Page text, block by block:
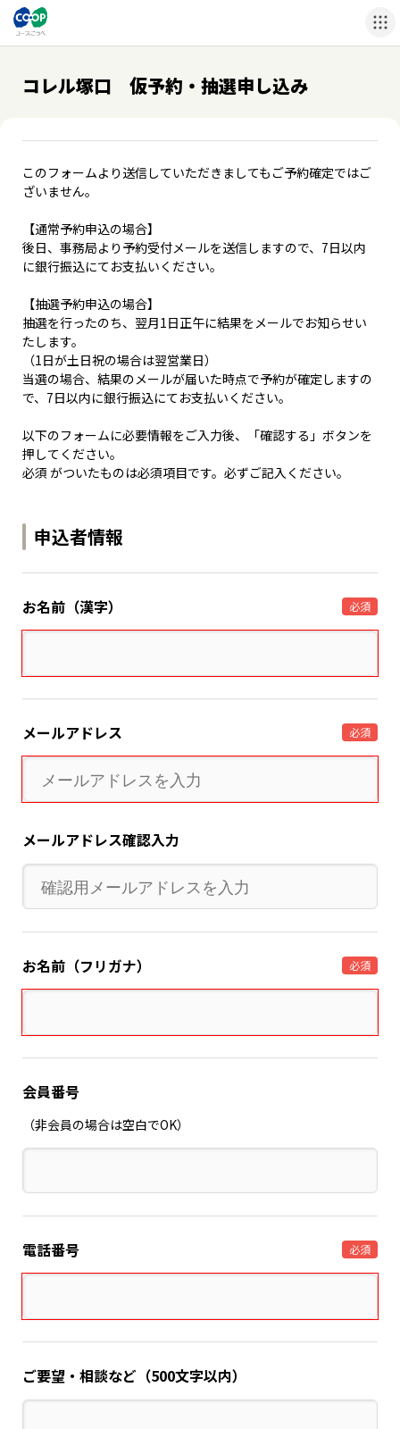
コレル塚口 仮予約・抽選申し込み
このフォームより送信していただきましてもご予約確定ではご
ざいません。
【通常予約申込の場合】
後日、事務局より予約受付メールを送信しますので、7日以内
に銀行振込にてお支払いください。
【抽選予約申込の場合】
抽選を行ったのち、翌月1日正午に結果をメールでお知らせい
たします。
（1日が土日祝の場合は翌営業日）
当選の場合、結果のメールが届いた時点で予約が確定しますの
で、7日以内に銀行振込にてお支払いください。
以下のフォームに必要情報をご入力後、「確認する」ボタンを
押してください。
必須 がついたものは必須項目です。必ずご記入ください。
申込者情報
お名前（漢字） 必須
メールアドレス 必須
メールアドレス確認入力
お名前（フリガナ） 必須
会員番号
（非会員の場合は空白でOK）
電話番号 必須
ご要望・相談など（500文字以内）